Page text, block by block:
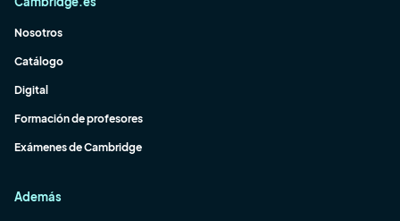
Nosotros
Catálogo
Digital
Formación de profesores
Exámenes de Cambridge
Además